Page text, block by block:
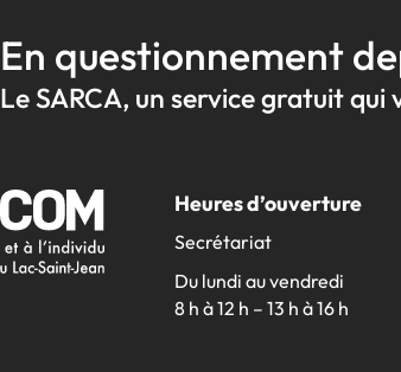
En questionnement
Le SARCA, un service gratuit
Heures d’ouverture
Secrétariat
Du lundi au vendredi
8 h à 12 h – 13 h à 16 h